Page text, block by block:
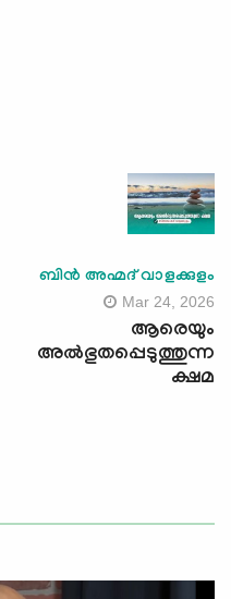
ബിന്‍ അഹ്മദ് വാളക്കുളം
Mar 24, 2026
ആരെയും
അല്‍ഭുതപ്പെടുത്തുന്ന
ക്ഷമ